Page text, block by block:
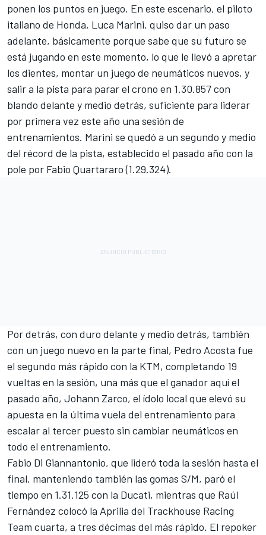
ponen los puntos en juego. En este escenario, el piloto
italiano de Honda, Luca Marini, quiso dar un paso
adelante, básicamente porque sabe que su futuro se
está jugando en este momento, lo que le llevó a apretar
los dientes, montar un juego de neumáticos nuevos, y
salir a la pista para parar el crono en 1.30.857 con
blando delante y medio detrás, suficiente para liderar
por primera vez este año una sesión de
entrenamientos. Marini se quedó a un segundo y medio
del récord de la pista, establecido el pasado año con la
pole por Fabio Quartararo(1.29.324).
Por detrás, con duro delante y medio detrás, también
con un juego nuevo en la parte final, Pedro Acosta fue
el segundo más rápido con la KTM, completando 19
vueltas en la sesión, una más que el ganador aquí el
pasado año, Johann Zarco, el ídolo local que elevó su
apuesta en la última vuela del entrenamiento para
escalar al tercer puesto sin cambiar neumáticos en
todo el entrenamiento.
Fabio Di Giannantonio, que lideró toda la sesión hasta el
final, manteniendo también las gomas S/M, paró el
tiempo en 1.31.125 con la Ducati, mientras que Raúl
Fernández colocó la Aprilia del Trackhouse Racing
Team cuarta, a tres décimas del más rápido. El repoker